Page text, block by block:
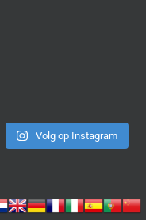
Volg op Instagram